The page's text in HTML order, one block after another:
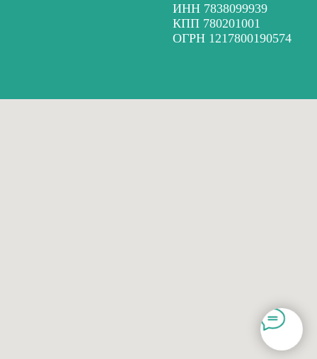
ИНН 7838099939
КПП 780201001
ОГРН 1217800190574